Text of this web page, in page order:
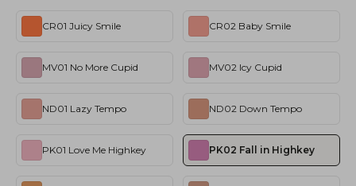
CR01 Juicy Smile CR02 Baby Smile
MV01 No More Cupid MV02 Icy Cupid
ND01 Lazy Tempo ND02 Down Tempo
PK01 Love Me Highkey PK02 Fall in Highkey